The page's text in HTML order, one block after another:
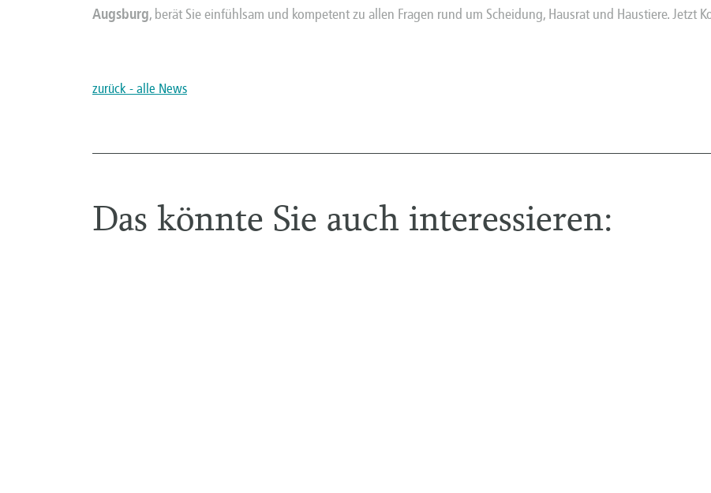
Augsburg, berät Sie einfühlsam und kompetent zu allen Fragen rund um Scheidung, Hausrat und Haustiere. Jetzt
zurück - alle News
Das könnte Sie auch interessieren: